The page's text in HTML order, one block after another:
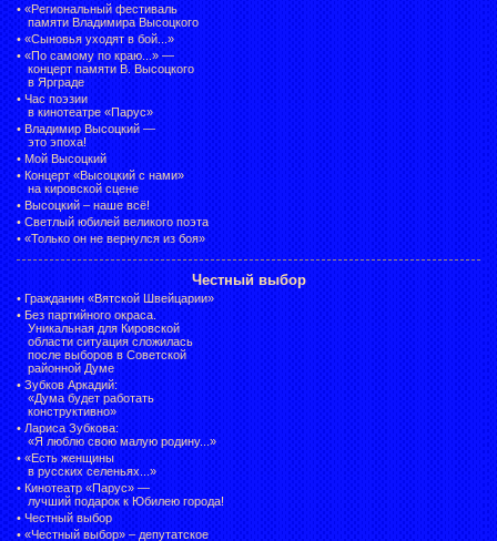
• «Региональный фестиваль
памяти Владимира Высоцкого
• «Сыновья уходят в бой...»
• «По самому по краю...» —
концерт памяти В. Высоцкого
в Ярграде
• Час поэзии
в кинотеатре «Парус»
• Владимир Высоцкий —
это эпоха!
• Мой Высоцкий
• Концерт «Высоцкий с нами»
на кировской сцене
• Высоцкий – наше всё!
• Светлый юбилей великого поэта
• «Только он не вернулся из боя»
Честный выбор
• Гражданин «Вятской Швейцарии»
• Без партийного окраса.
Уникальная для Кировской
области ситуация сложилась
после выборов в Советской
районной Думе
• Зубков Аркадий:
«Дума будет работать
конструктивно»
• Лариса Зубкова:
«Я люблю свою малую родину...»
• «Есть женщины
в русских селеньях...»
• Кинотеатр «Парус» —
лучший подарок к Юбилею города!
• Честный выбор
• «Честный выбор» – депутатское